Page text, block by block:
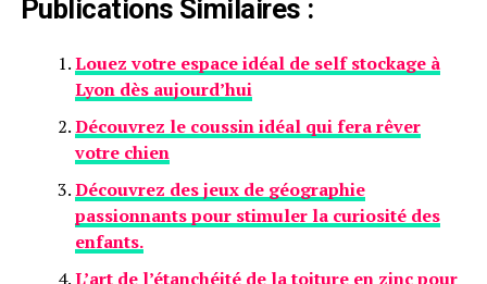
Publications Similaires :
Louez votre espace idéal de self stockage à
Lyon dès aujourd’hui
Découvrez le coussin idéal qui fera rêver
votre chien
Découvrez des jeux de géographie
passionnants pour stimuler la curiosité des
enfants.
L’art de l’étanchéité de la toiture en zinc pour